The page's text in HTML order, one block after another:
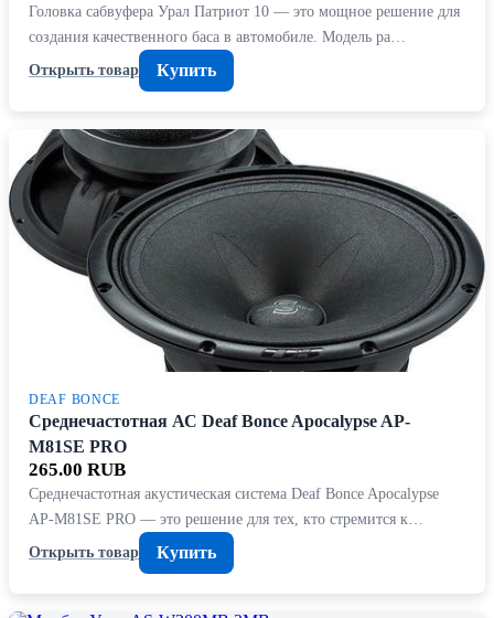
Головка сабвуфера Урал Патриот 10 — это мощное решение для
создания качественного баса в автомобиле. Модель ра…
Открыть товар
Купить
DEAF BONCE
Среднечастотная АС Deaf Bonce Apocalypse AP-
M81SE PRO
265.00 RUB
Среднечастотная акустическая система Deaf Bonce Apocalypse
AP-M81SE PRO — это решение для тех, кто стремится к…
Открыть товар
Купить